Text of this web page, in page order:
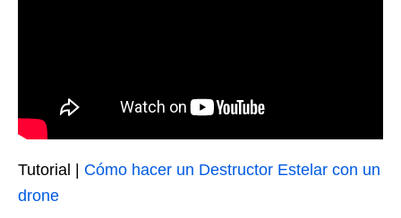
Tutorial | Cómo hacer un Destructor Estelar con un
drone